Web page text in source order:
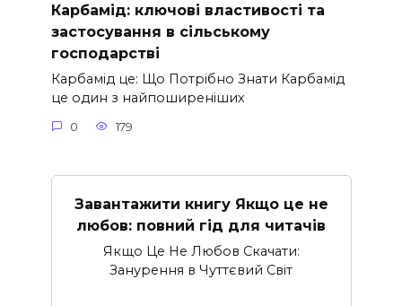
Карбамід: ключові властивості та
застосування в сільському
господарстві
Карбамід це: Що Потрібно Знати Карбамід
це один з найпоширеніших
0 179
Завантажити книгу Якщо це не
любов: повний гід для читачів
Якщо Це Не Любов Скачати:
Занурення в Чуттєвий Світ